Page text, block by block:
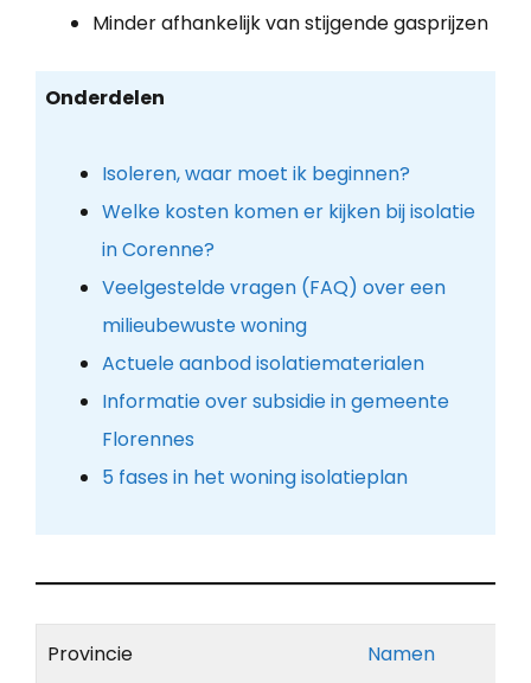
Minder afhankelijk van stijgende gasprijzen
Onderdelen
Isoleren, waar moet ik beginnen?
Welke kosten komen er kijken bij isolatie
in Corenne?
Veelgestelde vragen (FAQ) over een
milieubewuste woning
Actuele aanbod isolatiematerialen
Informatie over subsidie in gemeente
Florennes
5 fases in het woning isolatieplan
Provincie Namen